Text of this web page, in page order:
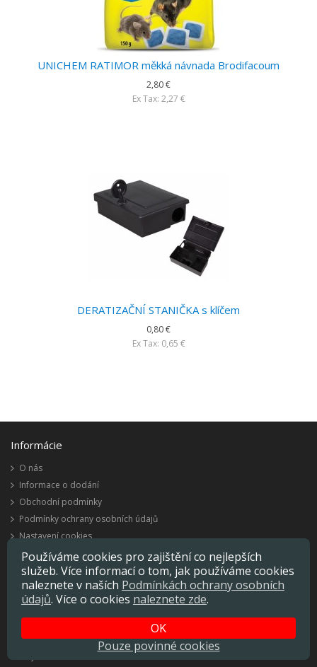
UNICHEM RATIMOR měkká návnada Brodifacoum
2,80 €
Ex Tax: 2,27 €
DERATIZAČNÍ STANIČKA s klíčem
0,80 €
Ex Tax: 0,65 €
Informácie
O nás
Informace o dodání
Obchodní podmínky
Podmínky ochrany osobních údajů
Nastavení cookies
Zákaznícky servis
Kontaktujte nás
Reklamácie
Môj účet
Používáme cookies pro zajištění co nejlepších
služeb. Více informací o tom, jak používáme cookies
naleznete v naších Podmínkách ochrany osobních
údajů. Více o cookies naleznete zde.
OK
Pouze povinné cookies